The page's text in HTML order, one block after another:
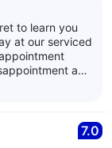
at our serviced
by the
Managers
7.0